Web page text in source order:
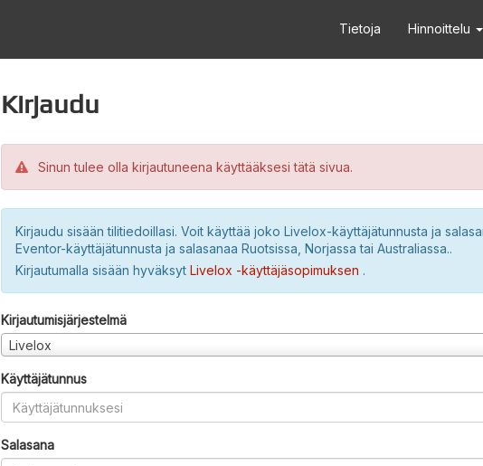
Tietoja Hinnoittelu
Kirjaudu
Sinun tulee olla kirjautuneena käyttääksesi tätä sivua.
Kirjaudu sisään tilitiedoillasi. Voit käyttää joko Livelox-käyttäjätunnusta ja
Eventor-käyttäjätunnusta ja salasanaa Ruotsissa, Norjassa tai Australiassa..
Kirjautumalla sisään hyväksyt Livelox -käyttäjäsopimuksen .
Kirjautumisjärjestelmä
Livelox
Käyttäjätunnus
Salasana